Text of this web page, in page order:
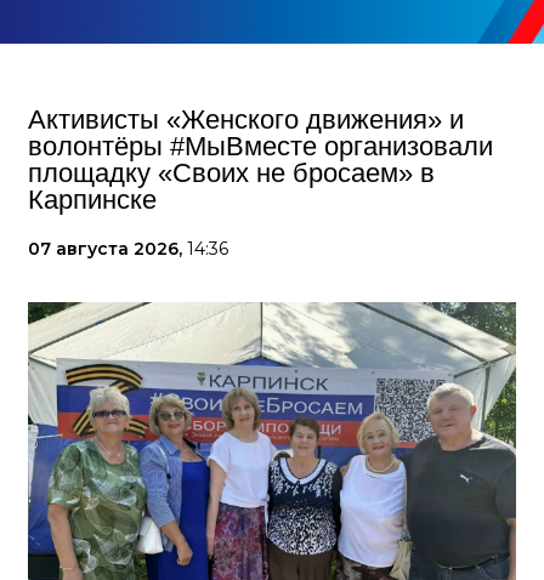
Активисты «Женского движения» и
волонтёры #МыВместе организовали
площадку «Своих не бросаем» в
Карпинске
07 августа 2026, 14:36